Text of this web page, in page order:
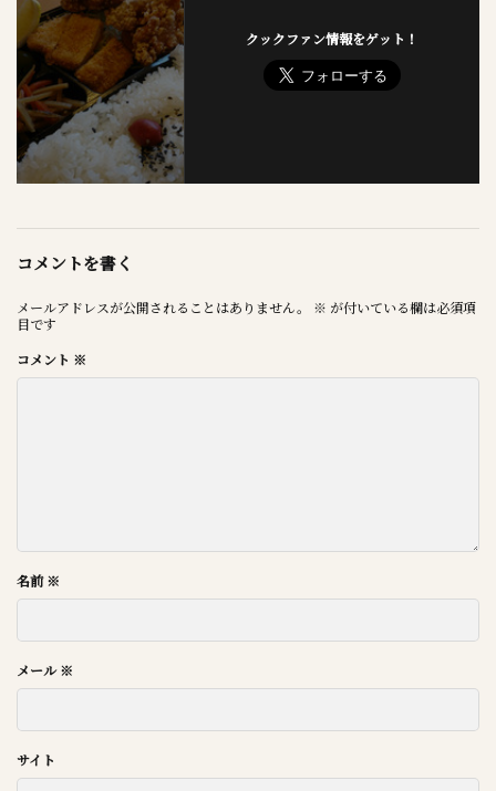
クックファン情報をゲット！
コメントを書く
メールアドレスが公開されることはありません。 ※ が付いている欄は必須項
目です
コメント ※
名前※
メール※
サイト